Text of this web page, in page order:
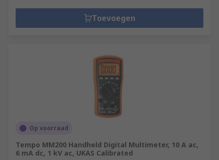
Toevoegen
Op voorraad
Tempo MM200 Handheld Digital Multimeter, 10 A ac,
6 mA dc, 1 kV ac, UKAS Calibrated